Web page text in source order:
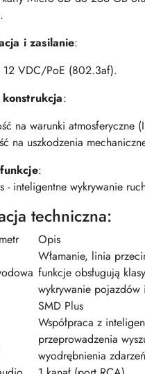
i zasilanie:
12 VDC/PoE (802.3af).
:
na warunki atmosferyczne
na uszkodzenia
:
- inteligentne wykrywanie
techniczna:
Opis
Włamanie, linia
funkcje obsługują
wykrywanie pojazdów
SMD Plus
Współpraca z
przeprowadzenia
wyodrębnienia